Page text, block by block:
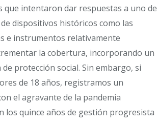
que intentaron dar respuestas a uno de
dispositivos históricos como las
e instrumentos relativamente
la cobertura, incorporando un
protección social. Sin embargo, si
de 18 años, registramos un
el agravante de la pandemia
los quince años de gestión progresista